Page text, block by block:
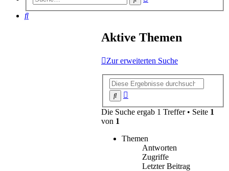
Suche
Aktive Themen
Zur erweiterten Suche
Suche
Die Suche ergab 1 Treffer • Seite 1
von 1
Themen
Antworten
Zugriffe
Letzter Beitrag